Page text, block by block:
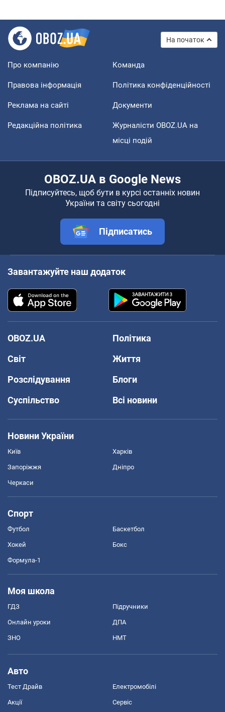
На початок
Про компанію Команда
Правова інформація Політика конфіденційності
Реклама на сайті Документи
Редакційна політика
Журналісти OBOZ.UA на
місці подій
OBOZ.UA в Google News
Підписуйтесь, щоб бути в курсі останніх новин
України та світу сьогодні
Підписатись
Завантажуйте наш додаток
OBOZ.UA
Політика
Світ
Життя
Розслідування
Блоги
Суспільство
Всі новини
Новини України
Київ Харків
Запоріжжя Дніпро
Черкаси
Спорт
Футбол Баскетбол
Хокей Бокс
Формула-1
Моя школа
ГДЗ Підручники
Онлайн уроки ДПА
ЗНО НМТ
Авто
Тест Драйв Електромобілі
Акції Сервіс